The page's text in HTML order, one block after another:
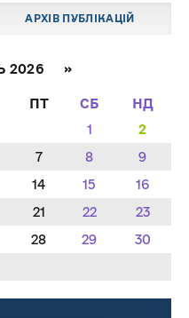
АРХІВ ПУБЛІКАЦІЙ
2026 »
ПТ СБ
НД
1
2
7 8
9
14 15
16
21 22
23
28 29
30